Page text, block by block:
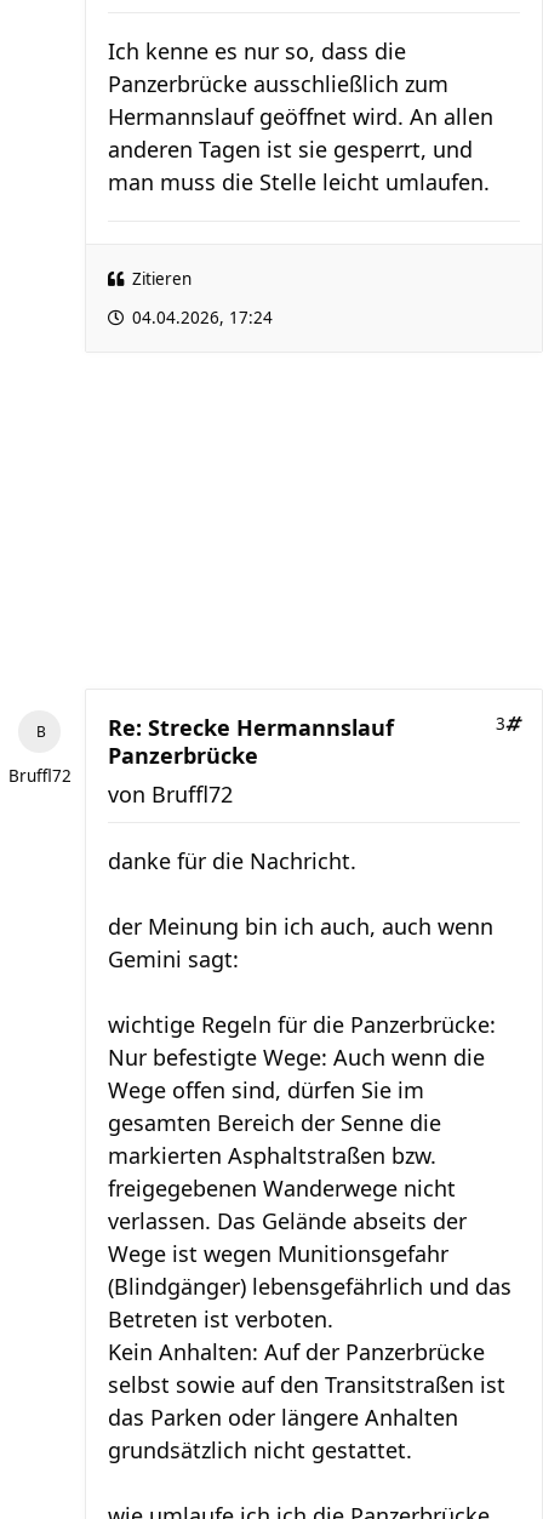
Ich kenne es nur so, dass die
Panzerbrücke ausschließlich zum
Hermannslauf geöffnet wird. An allen
anderen Tagen ist sie gesperrt, und
man muss die Stelle leicht umlaufen.
Zitieren
04.04.2026, 17:24
Bruffl72
Re: Strecke Hermannslauf
Panzerbrücke
3
von Bruffl72
danke für die Nachricht.
der Meinung bin ich auch, auch wenn
Gemini sagt:
wichtige Regeln für die Panzerbrücke:
​Nur befestigte Wege: Auch wenn die
Wege offen sind, dürfen Sie im
gesamten Bereich der Senne die
markierten Asphaltstraßen bzw.
freigegebenen Wanderwege nicht
verlassen. Das Gelände abseits der
Wege ist wegen Munitionsgefahr
(Blindgänger) lebensgefährlich und das
Betreten ist verboten.
​Kein Anhalten: Auf der Panzerbrücke
selbst sowie auf den Transitstraßen ist
das Parken oder längere Anhalten
grundsätzlich nicht gestattet.